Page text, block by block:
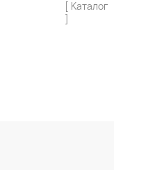
[ Каталог
]